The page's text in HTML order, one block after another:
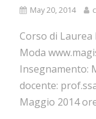
May 20, 2014
Corso di
Moda
Insegnamento:
docente:
Maggio 2014